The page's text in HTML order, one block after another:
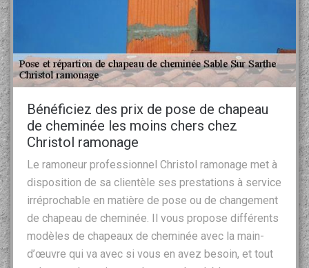
Bénéficiez des prix de pose de chapeau
de cheminée les moins chers chez
Christol ramonage
Le ramoneur professionnel Christol ramonage met à
disposition de sa clientèle ses prestations à service
irréprochable en matière de pose ou de changement
de chapeau de cheminée. Il vous propose différents
modèles de chapeaux de cheminée avec la main-
d’œuvre qui va avec si vous en avez besoin, et tout